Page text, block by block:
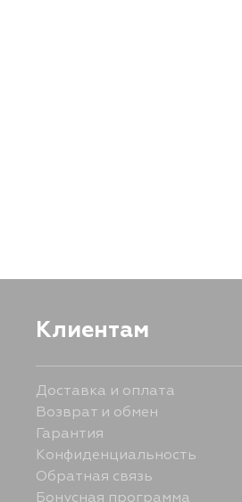
Клиентам
Доставка и оплата
Возврат и обмен
Гарантия
Конфиденциальность
Обратная связь
Бонусная программа